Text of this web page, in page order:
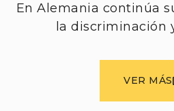
En Alemania continúa
la discriminación
VER MÁS